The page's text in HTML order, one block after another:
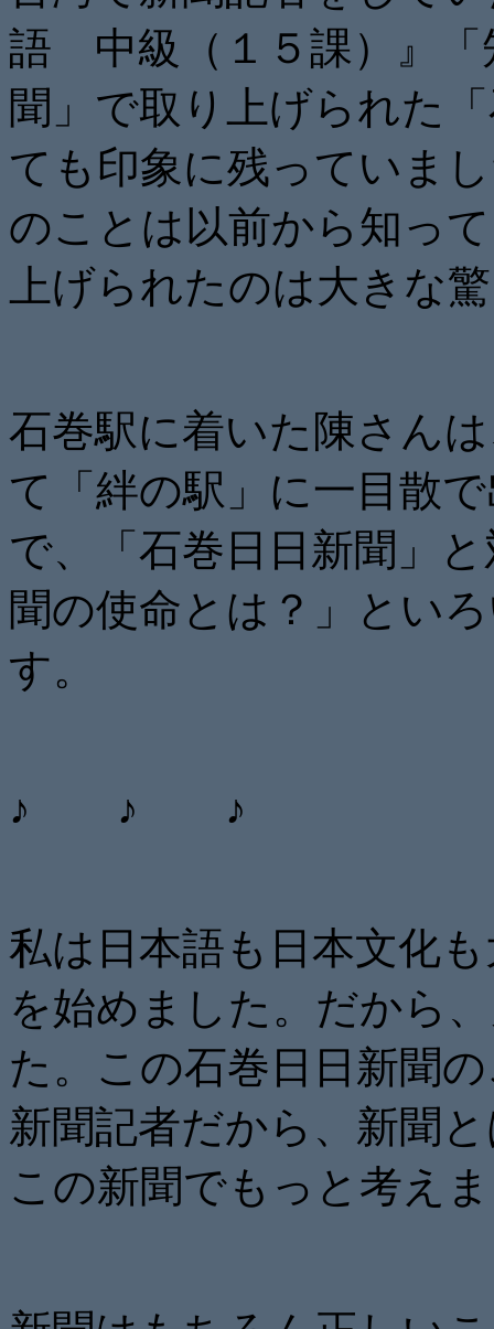
語 中級（１５課）』「
聞」で取り上げられた
ても印象に残っていま
のことは以前から知っ
上げられたのは大きな
石巻駅に着いた陳さん
て「絆の駅」に一目散
で、「石巻日日新聞」
聞の使命とは？」とい
す。
♪ ♪ ♪
私は日本語も日本文化
を始めました。だから
た。この石巻日日新聞
新聞記者だから、新聞
この新聞でもっと考え